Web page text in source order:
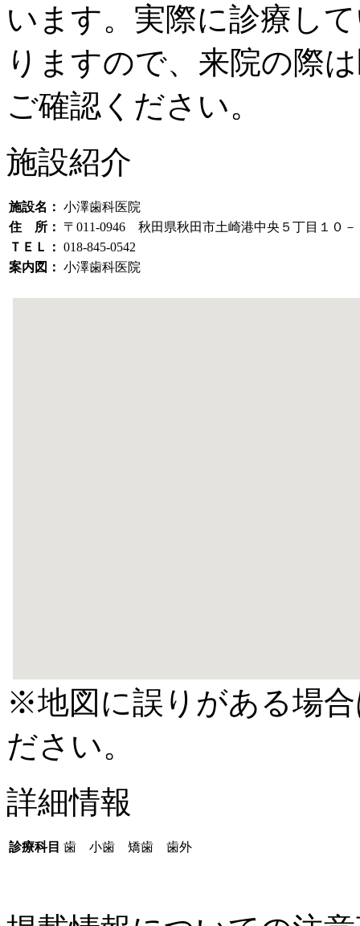
います。実際に診療し
りますので、来院の際
ご確認ください。
施設紹介
施設名： 小澤歯科医院
住 所：
〒011-0946 秋田県秋田市土崎港中央５丁目１０－
ＴＥＬ： 018-845-0542
案内図： 小澤歯科医院
※地図に誤りがある場
ださい。
詳細情報
診療科目 歯 小歯 矯歯 歯外